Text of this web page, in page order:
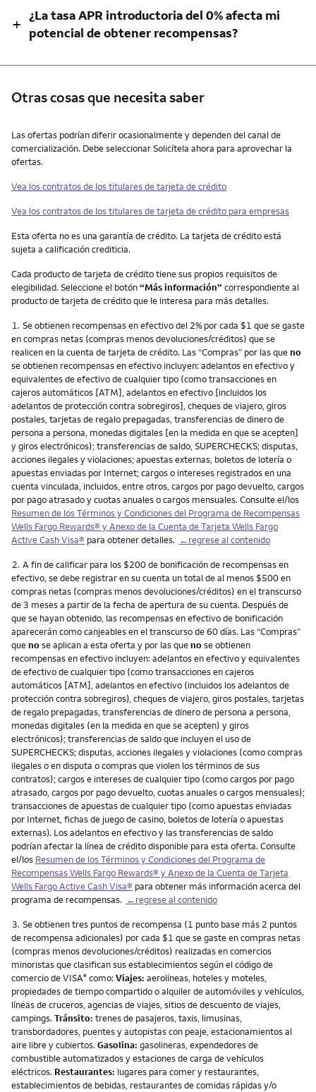
+ ¿La tasa APR introductoria del 0% afecta mi
potencial de obtener recompensas?
Otras cosas que necesita saber
Otras cosas que necesita saber
Las ofertas podrían diferir ocasionalmente y dependen del canal de
comercialización. Debe seleccionar Solicítela ahora para aprovechar la
ofertas.
Vea los contratos de los titulares de tarjeta de crédito
Vea los contratos de los titulares de tarjeta de crédito para empresas
Esta oferta no es una garantía de crédito. La tarjeta de crédito está
sujeta a calificación crediticia.
Cada producto de tarjeta de crédito tiene sus propios requisitos de
elegibilidad. Seleccione el botón“Más información” correspondiente al
producto de tarjeta de crédito que le interesa para más detalles.
Nota
1. Se obtienen recompensas en efectivo del 2% por cada $1 que se gaste
en compras netas (compras menos devoluciones/créditos) que se
realicen en la cuenta de tarjeta de crédito. Las “Compras” por las queno
se obtienen recompensas en efectivo incluyen: adelantos en efectivo y
equivalentes de efectivo de cualquier tipo (como transacciones en
cajeros automáticos [ATM], adelantos en efectivo [incluidos los
adelantos de protección contra sobregiros], cheques de viajero, giros
postales, tarjetas de regalo prepagadas, transferencias de dinero de
persona a persona, monedas digitales [en la medida en que se acepten]
y giros electrónicos); transferencias de saldo, SUPERCHECKS; disputas,
acciones ilegales y violaciones; apuestas externas, boletos de lotería o
apuestas enviadas por Internet; cargos o intereses registrados en una
cuenta vinculada, incluidos, entre otros, cargos por pago devuelto, cargos
por pago atrasado y cuotas anuales o cargos mensuales. Consulte el/los
Resumen de los Términos y Condiciones del Programa de Recompensas
Wells Fargo Rewards® y Anexo de la Cuenta de Tarjeta Wells Fargo
Active Cash Visa® para obtener detalles. ←regrese al contenido
Nota
2. A fin de calificar para los $200 de bonificación de recompensas en
efectivo, se debe registrar en su cuenta un total de al menos $500 en
compras netas (compras menos devoluciones/créditos) en el transcurso
de 3 meses a partir de la fecha de apertura de su cuenta. Después de
que se hayan obtenido, las recompensas en efectivo de bonificación
aparecerán como canjeables en el transcurso de 60 días. Las “Compras”
quenose aplican a esta oferta y por las quenose obtienen
recompensas en efectivo incluyen: adelantos en efectivo y equivalentes
de efectivo de cualquier tipo (como transacciones en cajeros
automáticos [ATM], adelantos en efectivo (incluidos los adelantos de
protección contra sobregiros), cheques de viajero, giros postales, tarjetas
de regalo prepagadas, transferencias de dinero de persona a persona,
monedas digitales (en la medida en que se acepten) y giros
electrónicos); transferencias de saldo que incluyen el uso de
SUPERCHECKS; disputas, acciones ilegales y violaciones (como compras
ilegales o en disputa o compras que violen los términos de sus
contratos); cargos e intereses de cualquier tipo (como cargos por pago
atrasado, cargos por pago devuelto, cuotas anuales o cargos mensuales);
transacciones de apuestas de cualquier tipo (como apuestas enviadas
por Internet, fichas de juego de casino, boletos de lotería o apuestas
externas). Los adelantos en efectivo y las transferencias de saldo
podrían afectar la línea de crédito disponible para esta oferta. Consulte
el/los Resumen de los Términos y Condiciones del Programa de
RecompensasWells Fargo Rewards® y Anexo de la Cuenta de Tarjeta
Wells Fargo Active Cash Visa® para obtener más información acerca del
programa de recompensas. ←regrese al contenido
Nota
3. Se obtienen tres puntos de recompensa (1 punto base más 2 puntos
de recompensa adicionales) por cada $1 que se gaste en compras netas
(compras menos devoluciones/créditos) realizadas en comercios
minoristas que clasifican sus establecimientos según el código de
comercio de VISA® como: Viajes: aerolíneas, hoteles y moteles,
propiedades de tiempo compartido o alquiler de automóviles y vehículos,
líneas de cruceros, agencias de viajes, sitios de descuento de viajes,
campings. Tránsito: trenes de pasajeros, taxis, limusinas,
transbordadores, puentes y autopistas con peaje, estacionamientos al
aire libre y cubiertos. Gasolina: gasolineras, expendedores de
combustible automatizados y estaciones de carga de vehículos
eléctricos. Restaurantes: lugares para comer y restaurantes,
establecimientos de bebidas, restaurantes de comidas rápidas y/o